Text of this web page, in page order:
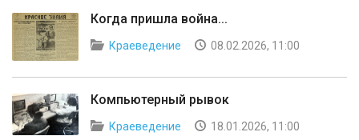
Когда пришла война...
Краеведение 08.02.2026, 11:00
Компьютерный рывок
Краеведение 18.01.2026, 11:00